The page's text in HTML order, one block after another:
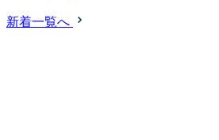
新着一覧へ